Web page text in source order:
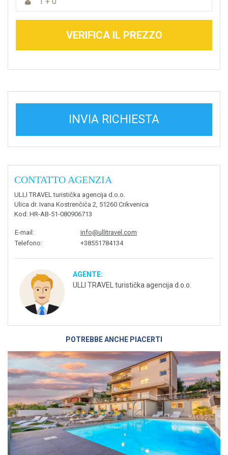
VERIFICA IL PREZZO
INVIA RICHIESTA
CONTATTO AGENZIA
ULLI TRAVEL turistička agencija d.o.o.
Ulica dr. Ivana Kostrenčića 2, 51260 Crikvenica
Kod: HR-AB-51-080906713
E-mail:
info@ullitravel.com
Telefono: +38551784134
AGENTE:
ULLI TRAVEL turistička agencija d.o.o.
POTREBBE ANCHE PIACERTI